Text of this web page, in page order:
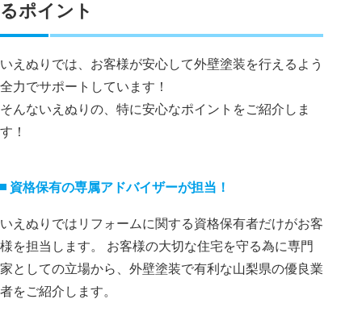
るポイント
いえぬりでは、お客様が安心して外壁塗装を行えるよう
全力でサポートしています！
そんないえぬりの、特に安心なポイントをご紹介しま
す！
資格保有の専属アドバイザーが担当！
いえぬりではリフォームに関する資格保有者だけがお客
様を担当します。 お客様の大切な住宅を守る為に専門
家としての立場から、外壁塗装で有利な山梨県の優良業
者をご紹介します。